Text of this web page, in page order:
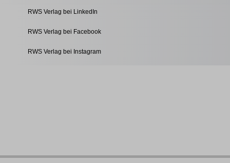
RWS Verlag bei LinkedIn
RWS Verlag bei Facebook
RWS Verlag bei Instagram